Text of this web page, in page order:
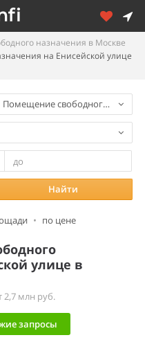
назначения в Москве
на Енисейской улице
Помещение свободного
Найти
• по цене
улице в
2,7 млн руб.
запросы